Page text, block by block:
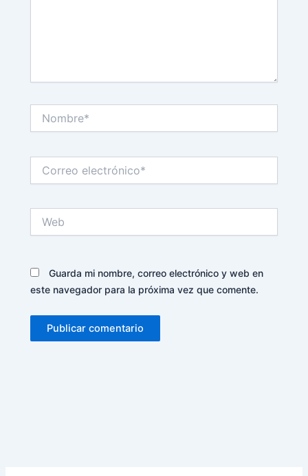
electrónico*
Guarda mi nombre, correo electrónico y web en
este navegador para la próxima vez que comente.